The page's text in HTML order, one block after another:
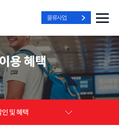
물류사업
용 혜택
인 및 혜택